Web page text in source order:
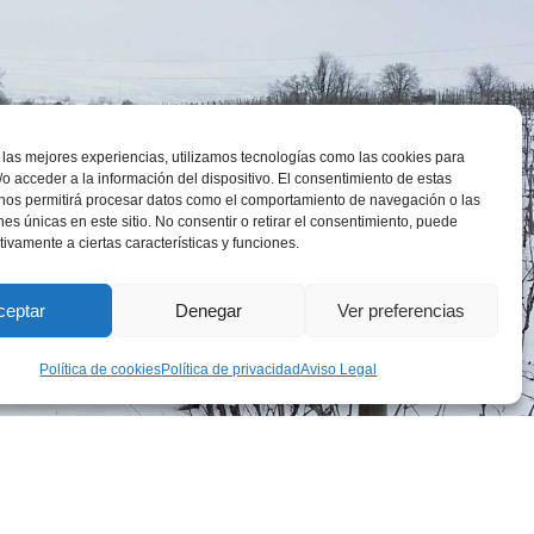
mejores experiencias, utilizamos tecnologías como las cookies para
acceder a la información del dispositivo. El consentimiento de estas
permitirá procesar datos como el comportamiento de navegación o las
únicas en este sitio. No consentir o retirar el consentimiento, puede
a ciertas características y funciones.
Denegar Ver preferencias
Política de cookiesPolítica de privacidadAviso Legal